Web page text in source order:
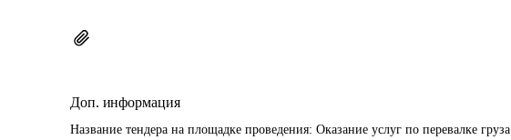
Доп. информация
Название тендера на площадке проведения: Оказание услуг по перевалке груза